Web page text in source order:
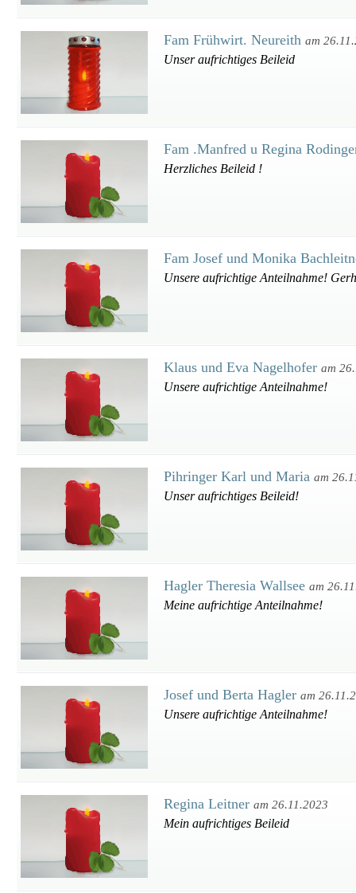
Fam Frühwirt. Neureith am
Unser aufrichtiges Beileid
Fam .Manfred u Regina
Herzliches Beileid !
Fam Josef und Monika
Unsere aufrichtige Anteilnahme!
Klaus und Eva Nagelhofer am
Unsere aufrichtige Anteilnahme!
Pihringer Karl und Maria am
Unser aufrichtiges Beileid!
Hagler Theresia Wallsee am
Meine aufrichtige Anteilnahme!
Josef und Berta Hagler am
Unsere aufrichtige Anteilnahme!
Regina Leitner am 26.11.2023
Mein aufrichtiges Beileid